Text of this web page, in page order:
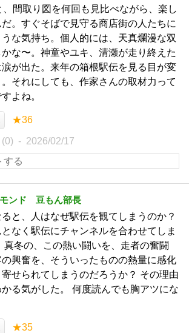
、間取り図を何回も見比べながら、楽し
だ。すぐそばで見守る商店街の人たちに
な気持ち。個人的には、天真爛漫な双
な〜。神童やユキ、清瀬が走り終えた
が出た。来年の箱根駅伝を見る目が変
それにしても、作家さんの取材力って
よね。
★36
2026/02/17
ンド 豆もん部長
と、人はなぜ駅伝を観てしまうのか？
なく駅伝にチャンネルを合わせてしま
真冬の、この熱い闘いを、走者の奮闘
の興奮を、そういったものの熱量に感化
寄せられてしまうのだろうか？ その理由
る気がした。 何度読んでも胸アツにな
★35